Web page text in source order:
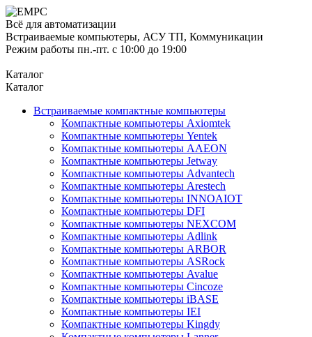
Всё для автоматизации
Встраиваемые компьютеры, АСУ ТП, Коммуникации
Режим работы пн.-пт. с 10:00 до 19:00
Каталог
Каталог
Встраиваемые компактные компьютеры
Компактные компьютеры Axiomtek
Компактные компьютеры Yentek
Компактные компьютеры AAEON
Компактные компьютеры Jetway
Компактные компьютеры Advantech
Компактные компьютеры Arestech
Компактные компьютеры INNOAIOT
Компактные компьютеры DFI
Компактные компьютеры NEXCOM
Компактные компьютеры Adlink
Компактные компьютеры ARBOR
Компактные компьютеры ASRock
Компактные компьютеры Avalue
Компактные компьютеры Cincoze
Компактные компьютеры iBASE
Компактные компьютеры IEI
Компактные компьютеры Kingdy